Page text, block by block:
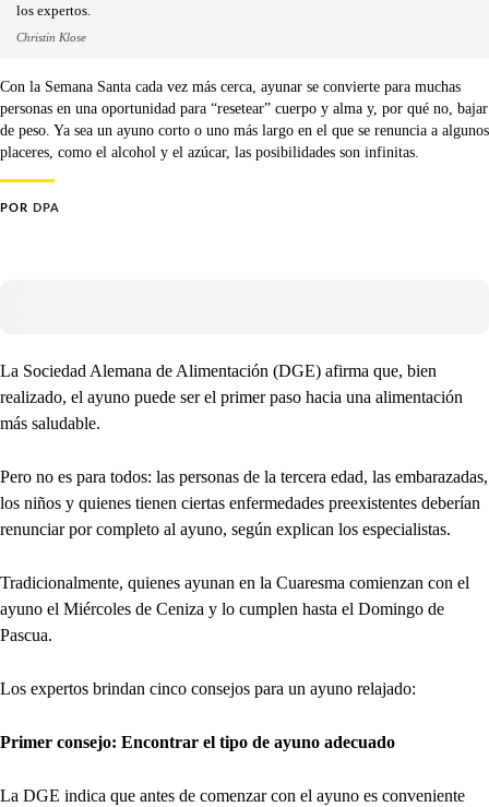
los expertos.
Christin Klose
Con la Semana Santa cada vez más cerca, ayunar se convierte para muchas
personas en una oportunidad para “resetear” cuerpo y alma y, por qué no, bajar
de peso. Ya sea un ayuno corto o uno más largo en el que se renuncia a algunos
placeres, como el alcohol y el azúcar, las posibilidades son infinitas.
POR DPA
La Sociedad Alemana de Alimentación (DGE) afirma que, bien
realizado, el ayuno puede ser el primer paso hacia una alimentación
más saludable.
Pero no es para todos: las personas de la tercera edad, las embarazadas,
los niños y quienes tienen ciertas enfermedades preexistentes deberían
renunciar por completo al ayuno, según explican los especialistas.
Tradicionalmente, quienes ayunan en la Cuaresma comienzan con el
ayuno el Miércoles de Ceniza y lo cumplen hasta el Domingo de
Pascua.
Los expertos brindan cinco consejos para un ayuno relajado:
Primer consejo: Encontrar el tipo de ayuno adecuado
La DGE indica que antes de comenzar con el ayuno es conveniente